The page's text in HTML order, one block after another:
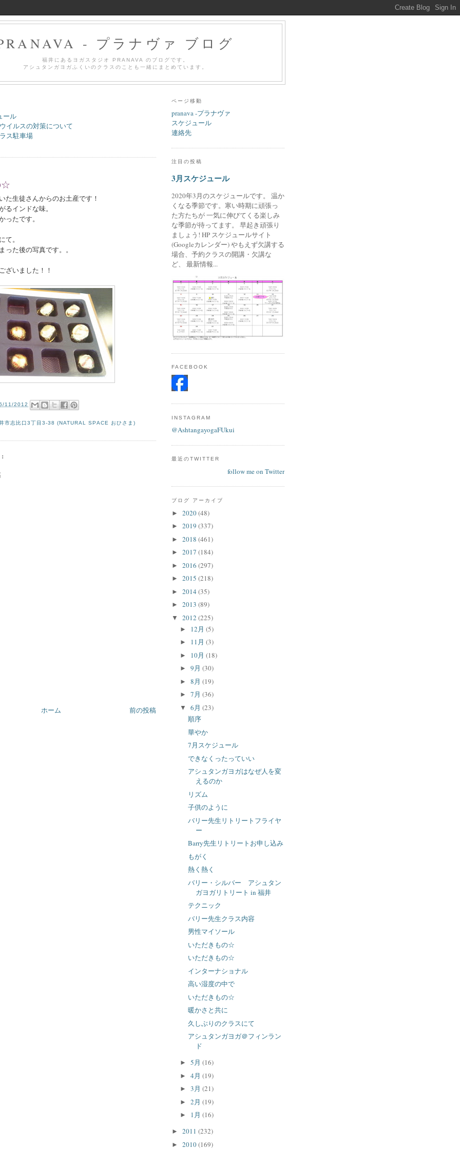
- プラナヴァ ブログ
福井にあるヨガスタジオ PRANAVA のブログです。
アシュタンガヨガふくいのクラスのことも一緒にまとめています。
ール
イルスの対策について
ス駐車場
☆
た生徒さんからのお土産です！
るインドな味。
ったです。
て。
った後の写真です。。
ざいました！！
11/2012
市志比口3丁目3-38 (NATURAL SPACE おひさま)
前の投稿
ホーム
ページ移動
pranava -プラナヴァ
スケジュール
連絡先
注目の投稿
3月スケジュール
2020年3月のスケジュールです。 温か
くなる季節です。寒い時期に頑張っ
た方たちが 一気に伸びてくる楽しみ
な季節が待ってます。 早起き頑張り
ましょう! HP スケジュールサイト
(Googleカレンダー) やもえず欠講する
場合、予約クラスの開講・欠講な
ど、 最新情報...
FACEBOOK
INSTAGRAM
@AshtangayogaFUkui
最近のTWITTER
follow me on Twitter
ブログ アーカイブ
► 2020(48)
► 2019 (337)
► 2018 (461)
► 2017 (184)
► 2016 (297)
► 2015 (218)
► 2014 (35)
► 2013 (89)
▼ 2012 (225)
► 12月 (5)
► 11月 (3)
► 10月 (18)
► 9月 (30)
► 8月 (19)
► 7月 (36)
▼ 6月 (23)
順序
華やか
7月スケジュール
できなくったっていい
アシュタンガヨガはなぜ人を変
えるのか
リズム
子供のように
バリー先生リトリートフライヤ
ー
Barry先生リトリートお申し込み
もがく
熱く熱く
バリー・シルバー アシュタン
ガヨガリトリート in 福井
テクニック
バリー先生クラス内容
男性マイソール
いただきもの☆
いただきもの☆
インターナショナル
高い湿度の中で
いただきもの☆
暖かさと共に
久しぶりのクラスにて
アシュタンガヨガ＠フィンラン
ド
► 5月 (16)
► 4月 (19)
► 3月 (21)
► 2月 (19)
► 1月 (16)
► 2011 (232)
► 2010(169)